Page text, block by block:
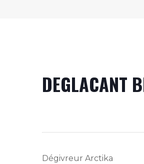
DEGLACANT
Dégivreur Arctika